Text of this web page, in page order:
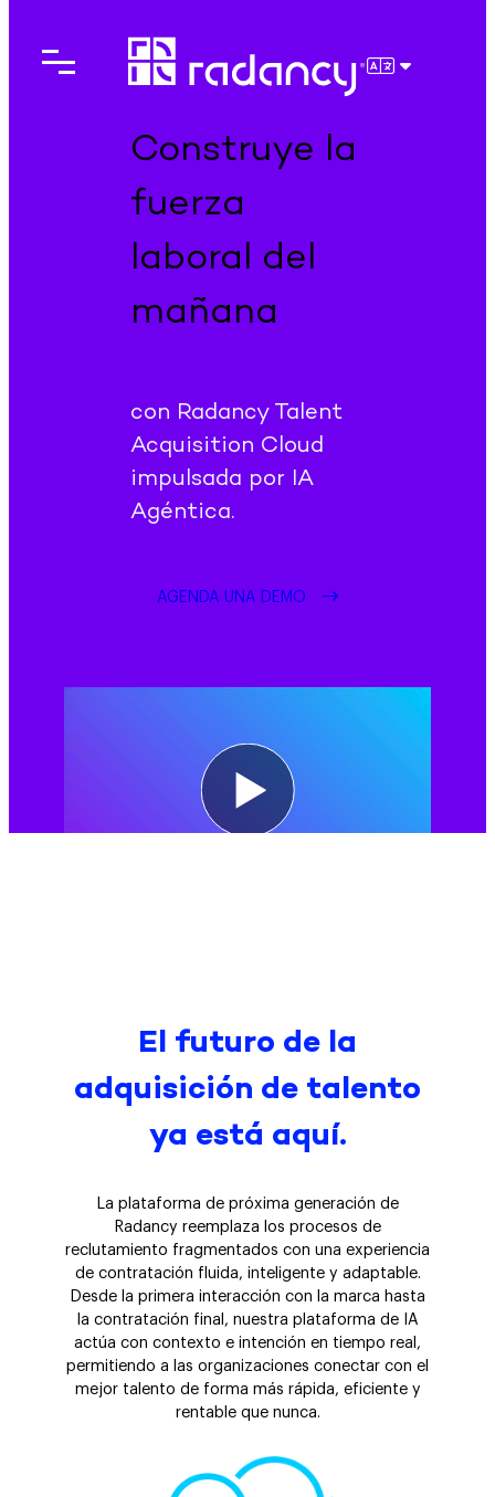
contenido
Construye la
fuerza
laboral del
mañana
con Radancy Talent
Acquisition Cloud
impulsada por IA
Agéntica.
AGENDA UNA DEMO
El futuro de la
adquisición de talento
ya está aquí.
La plataforma de próxima generación de
Radancy reemplaza los procesos de
reclutamiento fragmentados con una experiencia
de contratación fluida, inteligente y adaptable.
Desde la primera interacción con la marca hasta
la contratación final, nuestra plataforma de IA
actúa con contexto e intención en tiempo real,
permitiendo a las organizaciones conectar con el
mejor talento de forma más rápida, eficiente y
rentable que nunca.